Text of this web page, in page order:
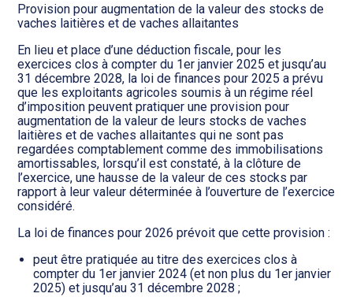
Provision pour augmentation de la valeur des stocks de
vaches laitières et de vaches allaitantes
En lieu et place d’une déduction fiscale, pour les
exercices clos à compter du 1er janvier 2025 et jusqu’au
31 décembre 2028, la loi de finances pour 2025 a prévu
que les exploitants agricoles soumis à un régime réel
d’imposition peuvent pratiquer une provision pour
augmentation de la valeur de leurs stocks de vaches
laitières et de vaches allaitantes qui ne sont pas
regardées comptablement comme des immobilisations
amortissables, lorsqu’il est constaté, à la clôture de
l’exercice, une hausse de la valeur de ces stocks par
rapport à leur valeur déterminée à l’ouverture de l’exercice
considéré.
La loi de finances pour 2026 prévoit que cette provision :
peut être pratiquée au titre des exercices clos à
compter du 1er janvier 2024 (et non plus du 1er janvier
2025) et jusqu’au 31 décembre 2028 ;